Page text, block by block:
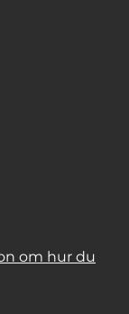
om hur du